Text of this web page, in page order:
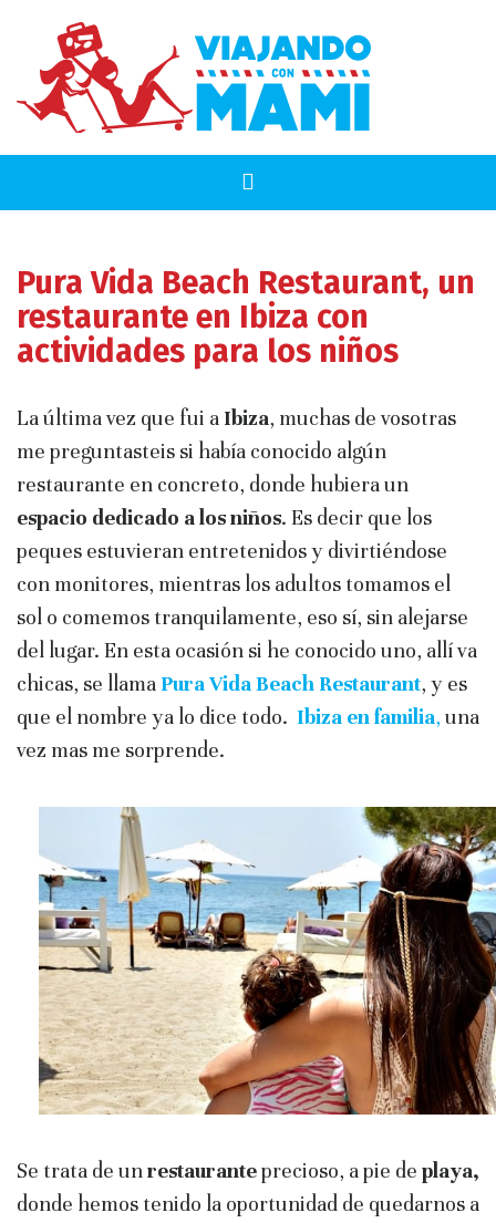
Pura Vida Beach Restaurant, un
restaurante en Ibiza con
actividades para los niños
La última vez que fui a Ibiza, muchas de vosotras
me preguntasteis si había conocido algún
restaurante en concreto, donde hubiera un
espacio dedicado a los niños. Es decir que los
peques estuvieran entretenidos y divirtiéndose
con monitores, mientras los adultos tomamos el
sol o comemos tranquilamente, eso sí, sin alejarse
del lugar. En esta ocasión si he conocido uno, allí va
chicas, se llama Pura Vida Beach Restaurant, y es
que el nombre ya lo dice todo. Ibiza en familia, una
vez mas me sorprende.
Se trata de unrestauranteprecioso, a pie de playa,
donde hemos tenido la oportunidad de quedarnos a